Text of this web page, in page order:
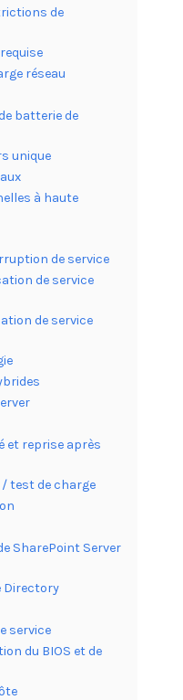
de
réseau
batterie de
unique
à haute
de service
de service
de service
et reprise après
/ test de charge
SharePoint Server
Directory
service
du BIOS et de